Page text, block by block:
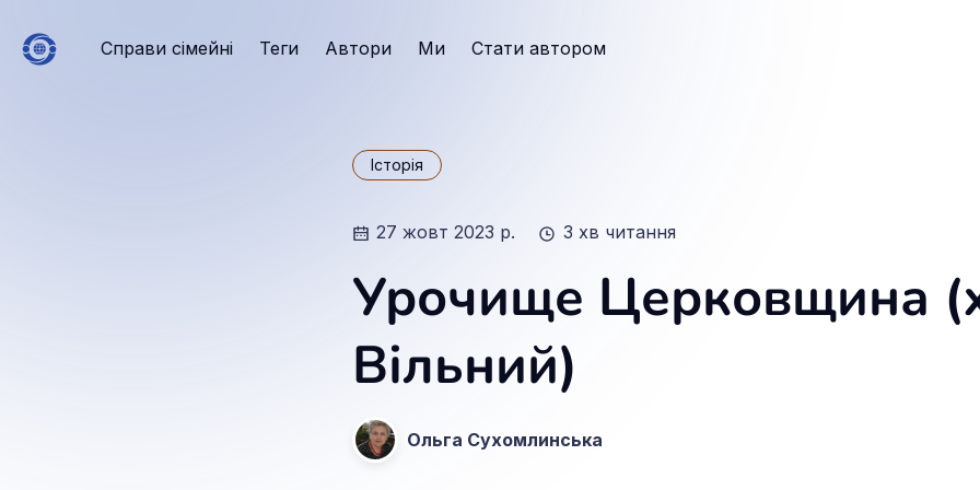
Справи сімейні Теги Автори Ми Стати автором
Історія
27 жовт 2023 р. 3 хв читання
Урочище Церковщина
Вільний)
Ольга Сухомлинська